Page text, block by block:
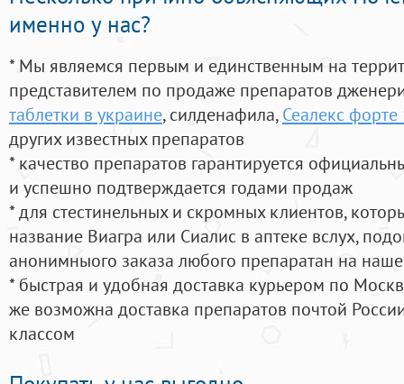
именно у нас?
* Мы являемся первым и единственным на
представителем по продаже препаратов
таблетки в украине, силденафила, Сеалекс
других известных препаратов
* качество препаратов гарантируется
и успешно подтверждается годами продаж
* для стестинельных и скромных клиентов,
название Виагра или Сиалис в аптеке вслух,
анонимныого заказа любого препаратан на
* быстрая и удобная доставка курьером по
же возможна доставка препаратов почтой
классом